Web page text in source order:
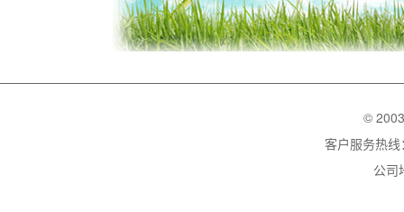
©
客户服务热
公司